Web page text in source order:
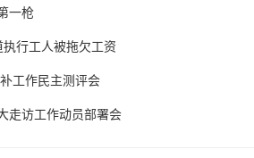
一枪
行工人被拖欠工资
工作民主测评会
走访工作动员部署会